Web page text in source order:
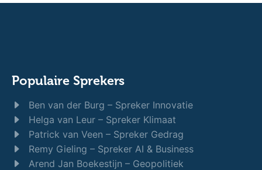
Populaire Sprekers
Ben van der Burg – Spreker Innovatie
Helga van Leur – Spreker Klimaat
Patrick van Veen – Spreker Gedrag
Remy Gieling – Spreker AI & Business
Arend Jan Boekestijn – Geopolitiek